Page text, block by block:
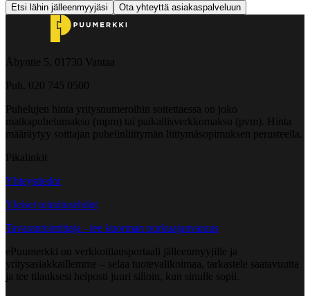
Etsi lähin jälleenmyyjäsi Ota yhteyttä asiakaspalveluun
Åbyntie 5, 01730 Vantaa
Puh. 020 745 0500
Puhelujen hinta yritysnumeroihin soitettaessa on joko
matkapuhelumaksu (mpm) tai paikallisverkkomaksu (pvm). Hinta
määräytyy soittajan puhelinliittymän liittymäsopimuksen perusteella.
Pikalinkit
Yhteystiedot
Yleiset toimitusehdot
Tavarantoimittaja - tee kuorman purkuajanvaraus
ePuumerkki on verkkotilausportaali jälleenmyyjille ja
yritysasiakkaillemme – selaa tuotevalikoimaa, tarkastele saatavuutta
ja tee tilauksesi helposti juuri silloin, kun sinulle sopii.